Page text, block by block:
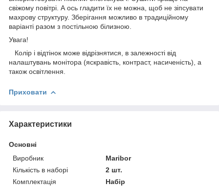
свіжому повітрі. А ось гладити їх не можна, щоб не зіпсувати
махрову структуру. Зберігання можливо в традиційному
варіанті разом з постільною білизною.
Увага!
Колір і відтінок може відрізнятися, в залежності від
налаштувань монітора (яскравість, контраст, насиченість), а
також освітлення.
Приховати
Характеристики
Основні
Виробник
Maribor
Кількість в наборі
2 шт.
Комплектація
Набір